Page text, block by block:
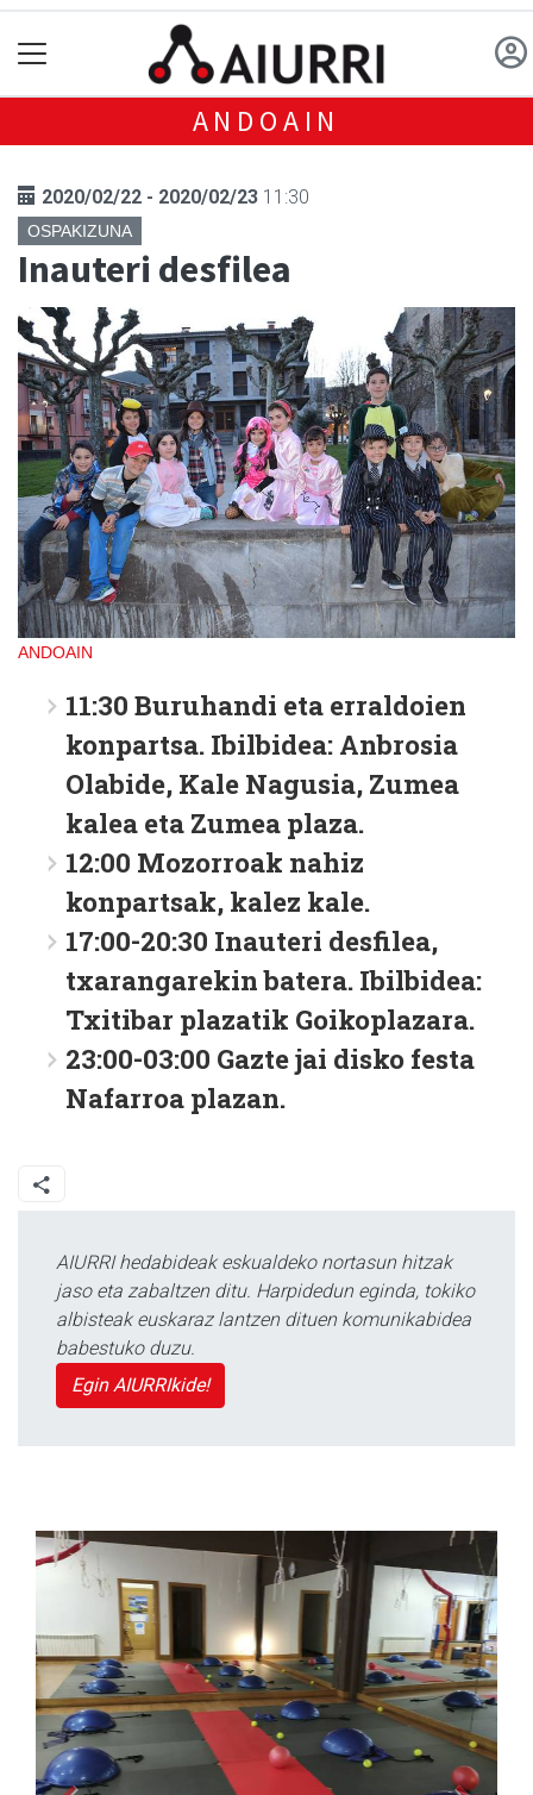
ANDOAIN
2020/02/22 - 2020/02/23 11:30
OSPAKIZUNA
Inauteri desfilea
ANDOAIN
11:30 Buruhandi eta erraldoien
konpartsa. Ibilbidea: Anbrosia
Olabide, Kale Nagusia, Zumea
kalea eta Zumea plaza.
12:00 Mozorroak nahiz
konpartsak, kalez kale.
17:00-20:30 Inauteri desfilea,
txarangarekin batera. Ibilbidea:
Txitibar plazatik Goikoplazara.
23:00-03:00 Gazte jai disko festa
Nafarroa plazan.
AIURRI hedabideak eskualdeko nortasun hitzak
jaso eta zabaltzen ditu. Harpidedun eginda, tokiko
albisteak euskaraz lantzen dituen komunikabidea
babestuko duzu.
Egin AIURRIkide!